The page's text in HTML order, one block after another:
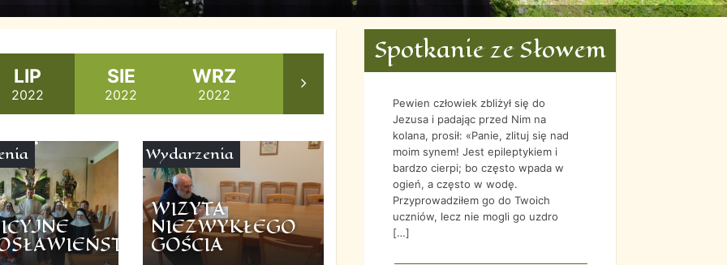
LIP
2022
SIE
2022
WRZ
2022
PAŹ LIS
2022
GRU
2022
STY
WIZYTA
NIEZWYKŁEGO
GOŚCIA
Wydarzenia
Spotkanie ze Słowem
Pewien człowiek zbliżył się do
Jezusa i padając przed Nim na
kolana, prosił: «Panie, zlituj się nad
moim synem! Jest epileptykiem i
bardzo cierpi; bo często wpada w
ogień, a często w wodę.
Przyprowadziłem go do Twoich
uczniów, lecz nie mogli go uzdro
[…]